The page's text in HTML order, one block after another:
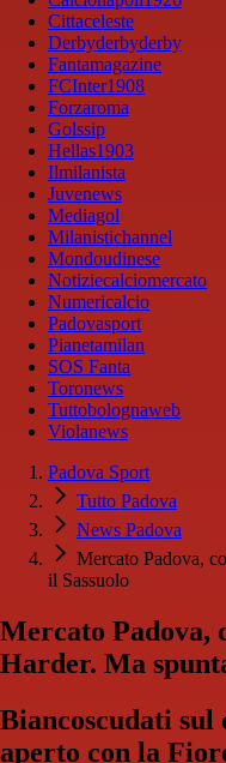
Cittaceleste
Derbyderbyderby
Fantamagazine
FCInter1908
Forzaroma
Golssip
Hellas1903
Ilmilanista
Juvenews
Mediagol
Milanistichannel
Mondoudinese
Notiziecalciomercato
Numericalcio
Padovasport
Pianetamilan
SOS Fanta
Toronews
Tuttobolognaweb
Violanews
Padova Sport
Tutto Padova
News Padova
Mercato Padova,
il Sassuolo
Mercato Padova,
Harder. Ma
Biancoscudati sul
aperto con la